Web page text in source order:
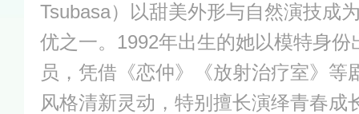
Tsubasa）以甜美外形与自然演技成
优之一。1992年出生的她以模特身
员，凭借《恋仲》《放射治疗室》等
风格清新灵动，特别擅长演绎青春成